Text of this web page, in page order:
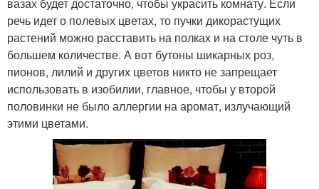
вазах будет достаточно, чтобы украсить комнату. Если
речь идет о полевых цветах, то пучки дикорастущих
растений можно расставить на полках и на столе чуть в
большем количестве. А вот бутоны шикарных роз,
пионов, лилий и других цветов никто не запрещает
использовать в изобилии, главное, чтобы у второй
половинки не было аллергии на аромат, излучающий
этими цветами.